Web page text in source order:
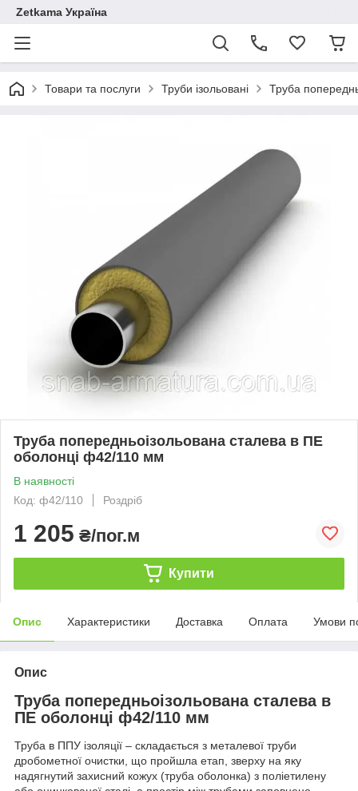
Zetkama Україна
Товари та послуги Труби ізольовані Труба
Труба попередньоізольована сталева в ПЕ
оболонці ф42/110 мм
В наявності
Код: ф42/110
Роздріб
1 205 ₴/пог.м
Купити
Опис Характеристики Доставка Оплата Умови
Опис
Труба попередньоізольована сталева в
ПЕ оболонці ф42/110 мм
Труба в ППУ ізоляції – складається з металевої труби
дробометної очистки, що пройшла етап, зверху на яку
надягнутий захисний кожух (труба оболонка) з поліетилену